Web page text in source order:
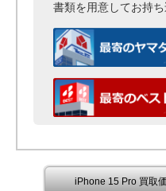
書類を用意してお持
iPhone 15 Pro 買取